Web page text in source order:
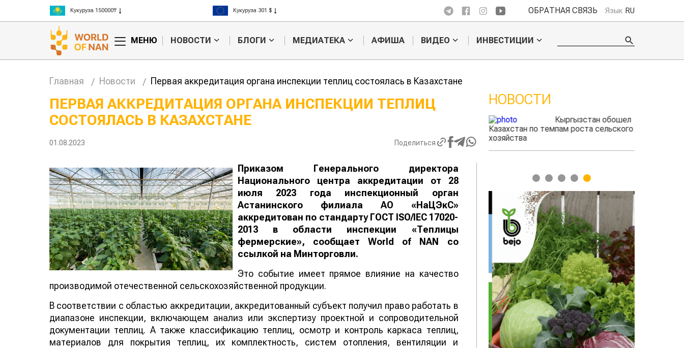
Рис 300000₸
Пшеница 3 класс 125000₸
Рис 408 $
Пшеница 423 $
ОБРАТНАЯ СВЯЗЬ Язык RU
МЕНЮ НОВОСТИ БЛОГИ МЕДИАТЕКА АФИША ВИДЕО ИНВЕСТИЦИИ
Главная Новости Первая аккредитация органа инспекции теплиц состоялась в Казахстане
ПЕРВАЯ АККРЕДИТАЦИЯ ОРГАНА ИНСПЕКЦИИ ТЕПЛИЦ
СОСТОЯЛАСЬ В КАЗАХСТАНЕ
01.08.2023 Поделиться
Приказом Генерального директора
Национального центра аккредитации от 28
июля 2023 года инспекционный орган
Астанинского филиала АО «НаЦЭкС»
аккредитован по стандарту ГОСТ ISO/IEC 17020-
2013 в области инспекции «Теплицы
фермерские», сообщаетWorld of NAN
со
ссылкой на Минторговли.
Это событие имеет прямое влияние на качество
производимой отечественной сельскохозяйственной продукции.
В соответствии с областью аккредитации, аккредитованный субъект получил право работать в
диапазоне инспекции, включающем анализ или экспертизу проектной и сопроводительной
документации теплиц. А также классификацию теплиц, осмотр и контроль каркаса теплиц,
материалов для покрытия теплиц, их комплектность, систем отопления, вентиляции и
НОВОСТИ
Жара в Китае может
жука будут выжигать
лазером
Кыргызстан обошел
Казахстан по темпам роста сельского
хозяйства
фермеры
1 2 3 4 5